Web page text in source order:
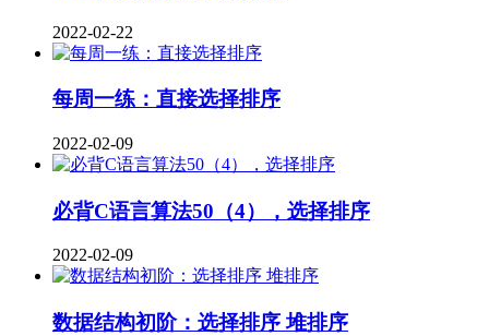
2022-02-22
每周一练：直接选择排序
2022-02-09
必背C语言算法50（4），选择排序
2022-02-09
数据结构初阶：选择排序 堆排序